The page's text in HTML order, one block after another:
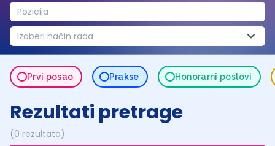
Pozicija
Izaberi način rada
Prvi posao Prakse Honorarni poslovi
Rezultati pretrage
(0 rezultata)